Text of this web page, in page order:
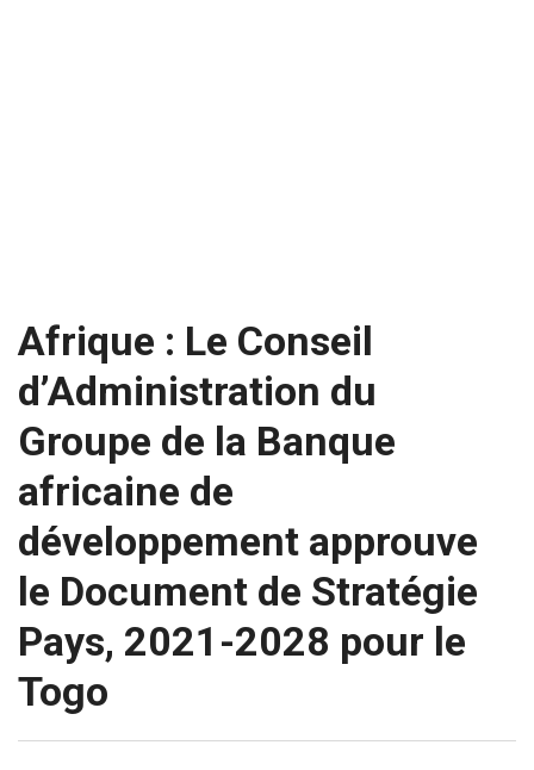
Afrique : Le Conseil
d’Administration du
Groupe de la Banque
africaine de
développement approuve
le Document de Stratégie
Pays, 2021-2028 pour le
Togo